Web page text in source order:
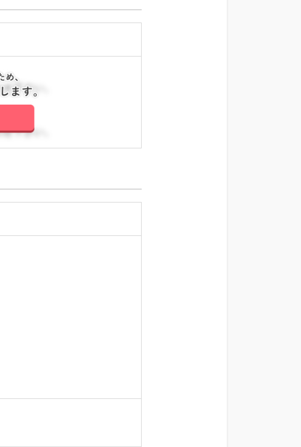
下さい。
下さい。